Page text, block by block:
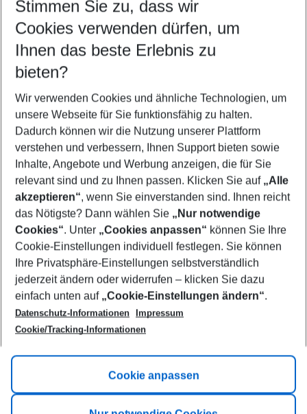
Customize your offer
Find the perfect deal which suits your best
Your departure airport
Any airport
Select your date range
08/08/26–06/08/27 5-8 nights
Who will travel
2 adults No children
Show more filter
Footer
Footer navigation
Title A
Link A
Stimmen Sie zu, dass wir
Cookies verwenden dürfen, um
Ihnen das beste Erlebnis zu
bieten?
Wir verwenden Cookies und ähnliche Technologien, um
unsere Webseite für Sie funktionsfähig zu halten.
Dadurch können wir die Nutzung unserer Plattform
verstehen und verbessern, Ihnen Support bieten sowie
Inhalte, Angebote und Werbung anzeigen, die für Sie
relevant sind und zu Ihnen passen. Klicken Sie auf „Alle
akzeptieren“, wenn Sie einverstanden sind. Ihnen reicht
das Nötigste? Dann wählen Sie „Nur notwendige
Cookies“. Unter „Cookies anpassen“ können Sie Ihre
Cookie-Einstellungen individuell festlegen. Sie können
Ihre Privatsphäre-Einstellungen selbstverständlich
jederzeit ändern oder widerrufen – klicken Sie dazu
einfach unten auf „Cookie-Einstellungen ändern“.
Datenschutz-Informationen
Impressum
Cookie/Tracking-Informationen
Cookie anpassen